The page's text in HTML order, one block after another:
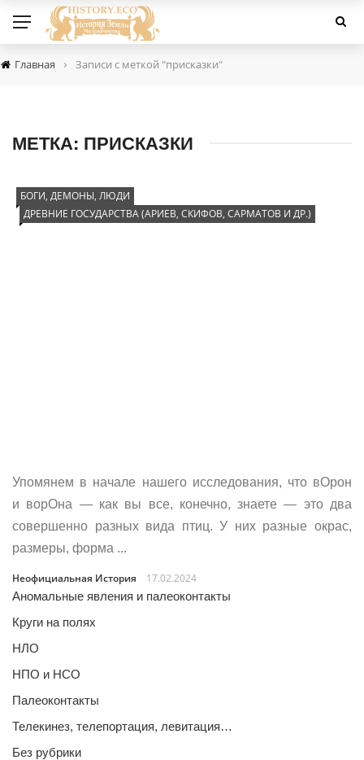
Главная › Записи с меткой "присказки"
МЕТКА: ПРИСКАЗКИ
БОГИ, ДЕМОНЫ, ЛЮДИ
ДРЕВНИЕ ГОСУДАРСТВА (АРИЕВ, СКИФОВ, САРМАТОВ И ДР.)
Упомянем в начале нашего исследования, что вОрон
и ворОна — как вы все, конечно, знаете — это два
совершенно разных вида птиц. У них разные окрас,
размеры, форма ...
Неофициальная История
17.02.2024
Аномальные явления и палеоконтакты
Круги на полях
НЛО
НПО и НСО
Палеоконтакты
Телекинез, телепортация, левитация…
Без рубрики